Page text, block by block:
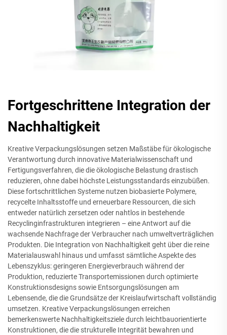
Fortgeschrittene Integration der
Nachhaltigkeit
Kreative Verpackungslösungen setzen Maßstäbe für ökologische
Verantwortung durch innovative Materialwissenschaft und
Fertigungsverfahren, die die ökologische Belastung drastisch
reduzieren, ohne dabei höchste Leistungsstandards einzubüßen.
Diese fortschrittlichen Systeme nutzen biobasierte Polymere,
recycelte Inhaltsstoffe und erneuerbare Ressourcen, die sich
entweder natürlich zersetzen oder nahtlos in bestehende
Recyclinginfrastrukturen integrieren – eine Antwort auf die
wachsende Nachfrage der Verbraucher nach umweltverträglichen
Produkten. Die Integration von Nachhaltigkeit geht über die reine
Materialauswahl hinaus und umfasst sämtliche Aspekte des
Lebenszyklus: geringeren Energieverbrauch während der
Produktion, reduzierte Transportemissionen durch optimierte
Konstruktionsdesigns sowie Entsorgungslösungen am
Lebensende, die die Grundsätze der Kreislaufwirtschaft vollständig
umsetzen. Kreative Verpackungslösungen erreichen
bemerkenswerte Nachhaltigkeitsziele durch leichtbauorientierte
Konstruktionen, die die strukturelle Integrität bewahren und